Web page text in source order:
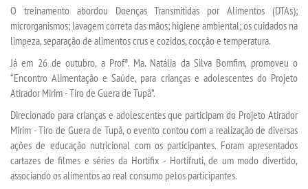
PUBLICAÇÕES
DESTAQUES
UNIESP NEWS
BLOG CONEXÃO UNIESP
LOGIN
O treinamento abordou Doenças Transmitidas por Alimentos (DTAs);
microrganismos; lavagem correta das mãos; higiene ambiental; os cuidados na
limpeza, separação de alimentos crus e cozidos, cocção e temperatura.
Já em 26 de outubro, a Profª. Ma. Natália da Silva Bomfim, promoveu o
“Encontro Alimentação e Saúde, para crianças e adolescentes do Projeto
Atirador Mirim - Tiro de Guera de Tupã”.
Direcionado para crianças e adolescentes que participam do Projeto Atirador
Mirim - Tiro de Guera de Tupã, o evento contou com a realização de diversas
ações de educação nutricional com os participantes. Foram apresentados
cartazes de filmes e séries da Hortifix - Hortifruti, de um modo divertido,
associando os alimentos ao real consumo pelos participantes.